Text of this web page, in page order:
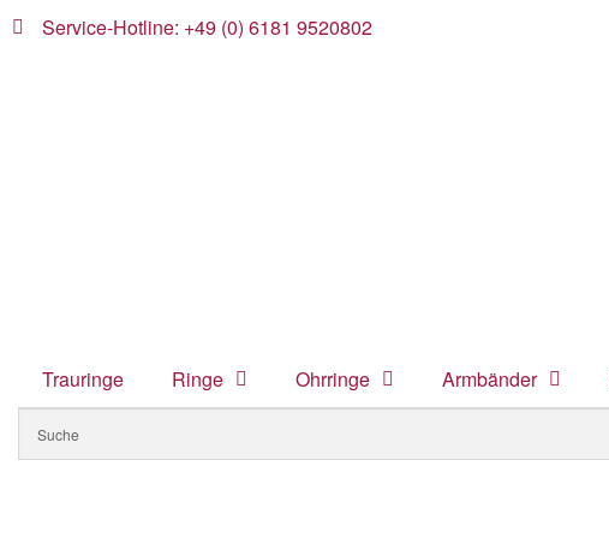
Service-Hotline: +49 (0) 6181 9520802
Trauringe Ringe Ohrringe Armbänder